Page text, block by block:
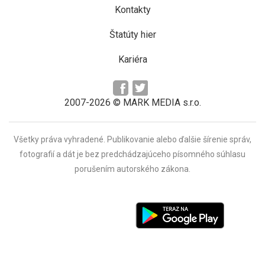
Kontakty
Štatúty hier
Kariéra
2007-2026 © MARK MEDIA s.r.o.
Všetky práva vyhradené. Publikovanie alebo ďalšie šírenie správ,
fotografií a dát je bez predchádzajúceho písomného súhlasu
porušením autorského zákona.